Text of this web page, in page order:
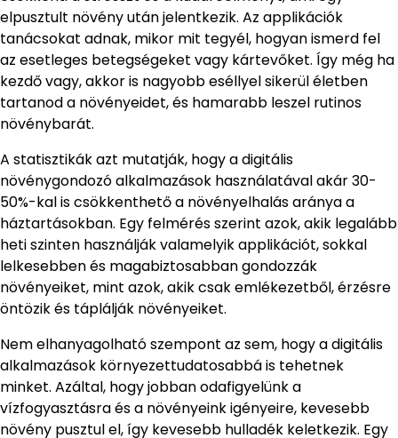
elpusztult növény után jelentkezik. Az applikációk
tanácsokat adnak, mikor mit tegyél, hogyan ismerd fel
az esetleges betegségeket vagy kártevőket. Így még ha
kezdő vagy, akkor is nagyobb eséllyel sikerül életben
tartanod a növényeidet, és hamarabb leszel rutinos
növénybarát.
A statisztikák azt mutatják, hogy a digitális
növénygondozó alkalmazások használatával akár 30-
50%-kal is csökkenthető a növényelhalás aránya a
háztartásokban. Egy felmérés szerint azok, akik legalább
heti szinten használják valamelyik applikációt, sokkal
lelkesebben és magabiztosabban gondozzák
növényeiket, mint azok, akik csak emlékezetből, érzésre
öntözik és táplálják növényeiket.
Nem elhanyagolható szempont az sem, hogy a digitális
alkalmazások környezettudatosabbá is tehetnek
minket. Azáltal, hogy jobban odafigyelünk a
vízfogyasztásra és a növényeink igényeire, kevesebb
növény pusztul el, így kevesebb hulladék keletkezik. Egy